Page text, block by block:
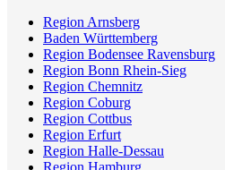
Region Arnsberg
Baden Württemberg
Region Bodensee Ravensburg
Region Bonn Rhein-Sieg
Region Chemnitz
Region Coburg
Region Cottbus
Region Erfurt
Region Halle-Dessau
Region Hamburg